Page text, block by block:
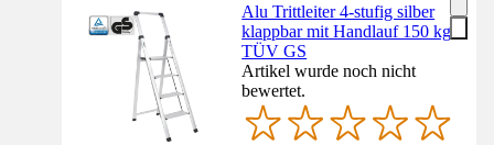
Alu Trittleiter 4-stufig silber
klappbar mit Handlauf 150 kg
TÜV GS
Artikel wurde noch nicht
bewertet.